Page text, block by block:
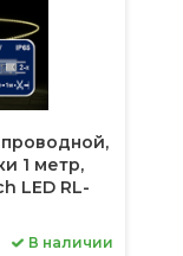
1 метр,
LED RL-
В наличии